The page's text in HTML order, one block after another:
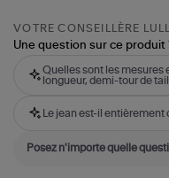
VOTRE CONSEILLÈRE LULLI
Une question sur ce produit
Quelles sont les mesures
longueur, demi-tour de
Le jean est-il